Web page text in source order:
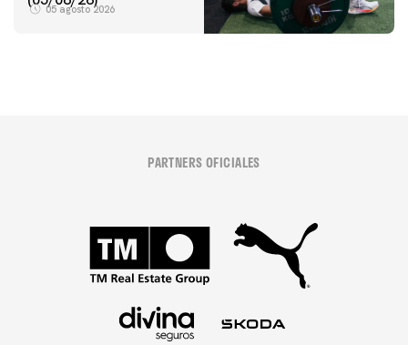
05 agosto 2026
PARTNERS OFICIALES